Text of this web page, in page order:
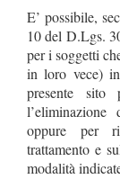
E’ possibile,
10 del D.Lgs.
per i soggetti
in loro vece)
presente sito
oppure per
trattamento e
modalità